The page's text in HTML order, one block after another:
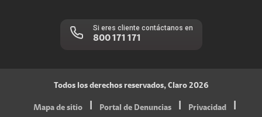
Si eres cliente contáctanos en
800 171 171
Todos los derechos reservados, Claro 2026
Mapa de sitio Portal de Denuncias Privacidad